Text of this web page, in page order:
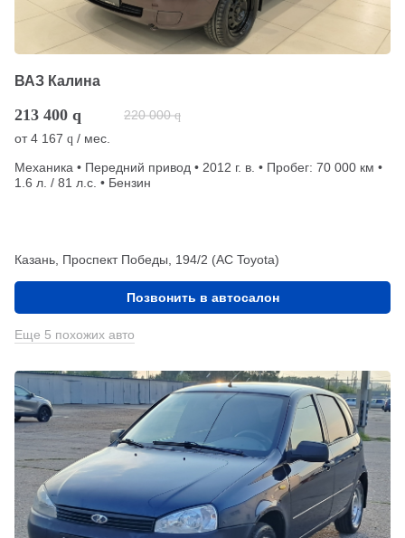
ВАЗ Калина
213 400 q 220 000 q
от4 167 q / мес.
Механика • Передний привод • 2012 г. в. • Пробег: 70 000 км •
1.6 л. / 81 л.с. • Бензин
Казань, Проспект Победы, 194/2 (АС Toyota)
Позвонить в автосалон
Еще 5 похожих авто